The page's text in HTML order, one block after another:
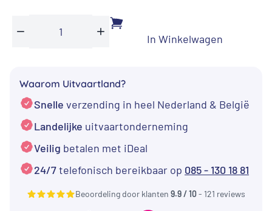
beeld
met
vrouw
en
waxinelichtje
aantal
In Winkelwagen
Waarom Uitvaartland?
Snelle verzending in heel Nederland & België
Landelijke uitvaartonderneming
Veilig betalen met iDeal
24/7telefonisch bereikbaar op 085 - 130 18 81
Beoordeling door klanten 9.9 / 10- 121 reviews